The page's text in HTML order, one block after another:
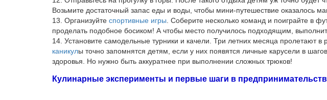
Возьмите достаточный запас еды и воды, чтобы мини-путешествие оказалось
13. Организуйте спортивные игры . Соберите несколько команд и поиграйте в
проделать подобное босиком! А чтобы место получилось подходящим,
14. Установите самодельные турники и качели. Три летних месяца пролетают
каникулы точно запомнятся детям, если у них появятся личные карусели в
здоровья. Но нужно быть аккуратнее при выполнении сложных трюков!
Кулинарные эксперименты и первые шаги в